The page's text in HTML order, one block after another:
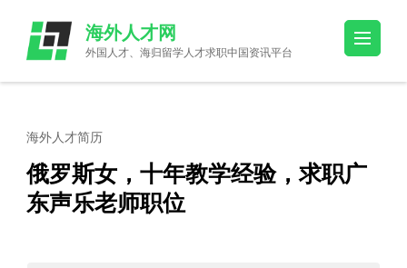
content
(Press
海外人才网
外国人才、海归留学人才求职中国资讯平台
海外人才简历
俄罗斯女，十年教学经验，求职广
东声乐老师职位